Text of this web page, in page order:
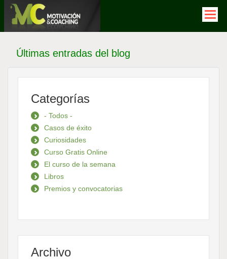
Pasar
contenido
Últimas entradas del blog
Categorías
- Todos -
Casos de éxito
Curiosidades
Curso Gratis Online
El curso de la semana
Libros
Premios y convocatorias
Archivo